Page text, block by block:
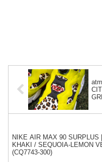
NIKE AIR MAX 90 SURPLUS
KHAKI / SEQUOIA-LEMON
(CQ7743-300)